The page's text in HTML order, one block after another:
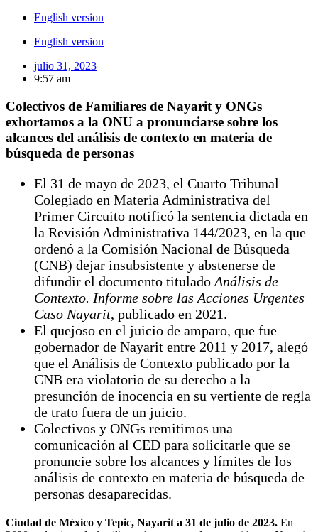
English version
English version
julio 31, 2023
9:57 am
Colectivos de Familiares de Nayarit y ONGs
exhortamos a la ONU a pronunciarse sobre los
alcances del análisis de contexto en materia de
búsqueda de personas
El 31 de mayo de 2023, el Cuarto Tribunal
Colegiado en Materia Administrativa del
Primer Circuito notificó la sentencia dictada en
la Revisión Administrativa 144/2023, en la que
ordenó a la Comisión Nacional de Búsqueda
(CNB) dejar insubsistente y abstenerse de
difundir el documento titulado Análisis de
Contexto. Informe sobre las Acciones Urgentes
Caso Nayarit, publicado en 2021.
El quejoso en el juicio de amparo, que fue
gobernador de Nayarit entre 2011 y 2017, alegó
que el Análisis de Contexto publicado por la
CNB era violatorio de su derecho a la
presunción de inocencia en su vertiente de regla
de trato fuera de un juicio.
Colectivos y ONGs remitimos una
comunicación al CED para solicitarle que se
pronuncie sobre los alcances y límites de los
análisis de contexto en materia de búsqueda de
personas desaparecidas.
Ciudad de México y Tepic, Nayarit a 31 de julio de 2023. En